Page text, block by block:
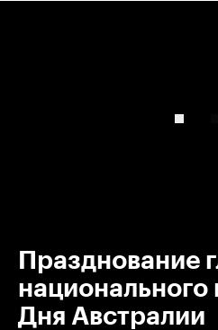
Празднование
Дня Австралии